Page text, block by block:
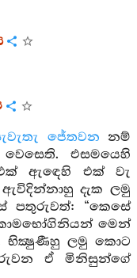
ජේතවන නම්
එසමයෙහි
ඇඳෙහි එක් වැ
දැක ලමු
පතුරුවත්: “කෙසේ
මෙන්
භික්‍ෂුණීහු ලමු කොට
ඒ මිනිසුන්ගේ